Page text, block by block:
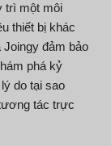
trì một môi
thiết bị khác
Joingy đảm bảo
phá kỷ
do tại sao
tác trực